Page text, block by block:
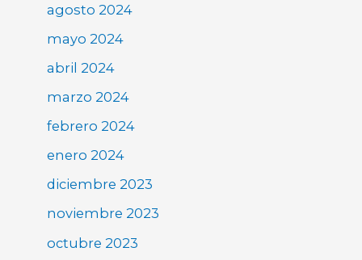
agosto 2024
mayo 2024
abril 2024
marzo 2024
febrero 2024
enero 2024
diciembre 2023
noviembre 2023
octubre 2023